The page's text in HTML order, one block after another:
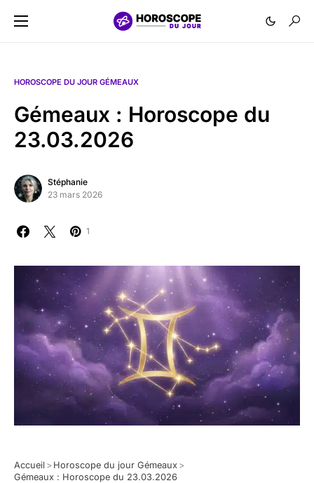
HOROSCOPE DU JOUR GÉMEAUX
Gémeaux : Horoscope du
23.03.2026
Stéphanie
23 mars 2026
1
Accueil > Horoscope du jour Gémeaux >
Gémeaux : Horoscope du 23.03.2026